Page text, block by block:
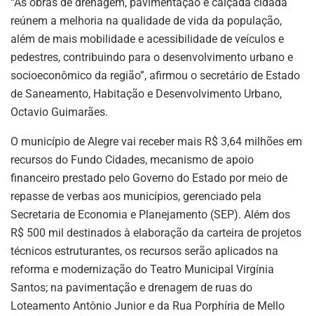
reúnem a melhoria na qualidade de vida da população,
além de mais mobilidade e acessibilidade de veículos e
pedestres, contribuindo para o desenvolvimento urbano e
socioeconômico da região”, afirmou o secretário de Estado
de Saneamento, Habitação e Desenvolvimento Urbano,
Octavio Guimarães.
O município de Alegre vai receber mais R$ 3,64 milhões em
recursos do Fundo Cidades, mecanismo de apoio
financeiro prestado pelo Governo do Estado por meio de
repasse de verbas aos municípios, gerenciado pela
Secretaria de Economia e Planejamento (SEP). Além dos
R$ 500 mil destinados à elaboração da carteira de projetos
técnicos estruturantes, os recursos serão aplicados na
reforma e modernização do Teatro Municipal Virgínia
Santos; na pavimentação e drenagem de ruas do
Loteamento Antônio Junior e da Rua Porphíria de Mello